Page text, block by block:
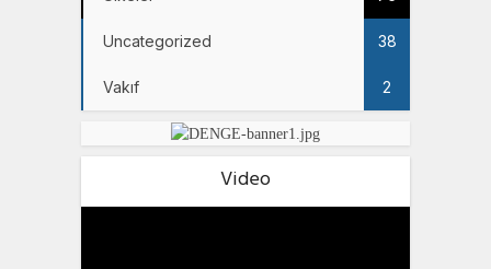
Uncategorized 38
Vakıf 2
Video